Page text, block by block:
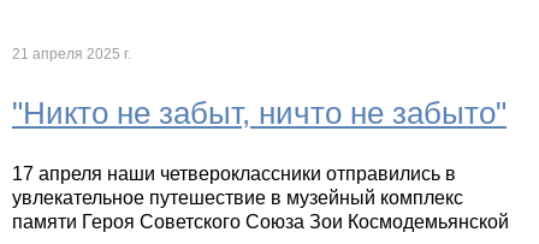
21 апреля 2025 г.
"Никто не забыт, ничто не забыто"
17 апреля наши четвероклассники отправились в
увлекательное путешествие в музейный комплекс
памяти Героя Советского Союза Зои Космодемьянской